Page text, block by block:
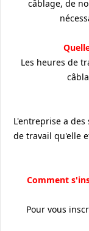
câblage, de
Les heures de
L'entreprise a
de travail qu'elle
Comment
Pour vous